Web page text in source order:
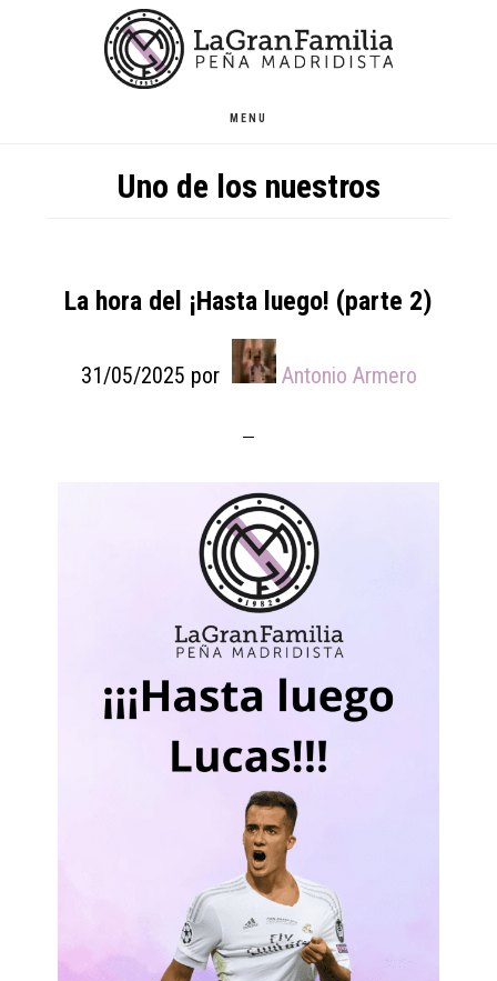
MENU
Uno de los nuestros
La hora del ¡Hasta luego! (parte 2)
31/05/2025 por Antonio Armero